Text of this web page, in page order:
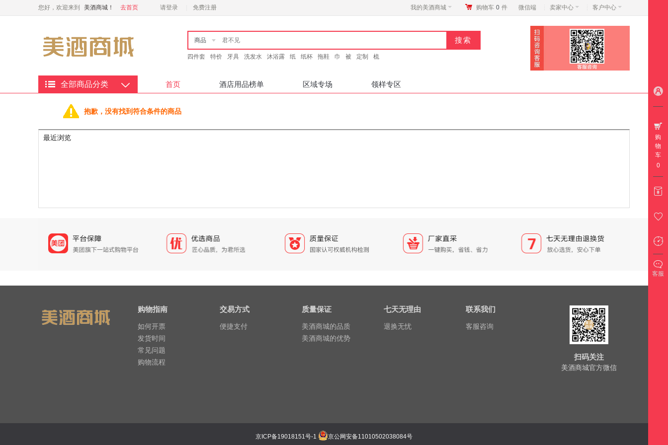
您好，欢迎来到 美酒商城！ 去首页 请登录 免费注册 我的美酒商城 购物车 0 件 微信端 卖家中心 客户中心
商品
四件套 特价 牙具 洗发水 沐浴露 纸 纸杯 拖鞋 巾 被 定制 梳
全部商品分类 首页 酒店用品榜单 区域专场 领样专区
购
物
车
0
客服
抱歉，没有找到符合条件的商品
最近浏览
购物指南
如何开票
发货时间
常见问题
购物流程
交易方式
便捷支付
质量保证
美酒商城的品质
美酒商城的优势
七天无理由
退换无忧
联系我们
客服咨询
扫码关注
美酒商城官方微信
京ICP备19018151号-1 京公网安备11010502038084号